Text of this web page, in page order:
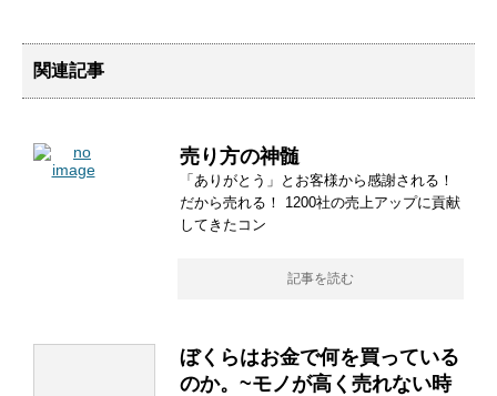
関連記事
売り方の神髄
「ありがとう」とお客様から感謝される！
だから売れる！ 1200社の売上アップに貢献
してきたコン
記事を読む
ぼくらはお金で何を買っている
のか。~モノが高く売れない時